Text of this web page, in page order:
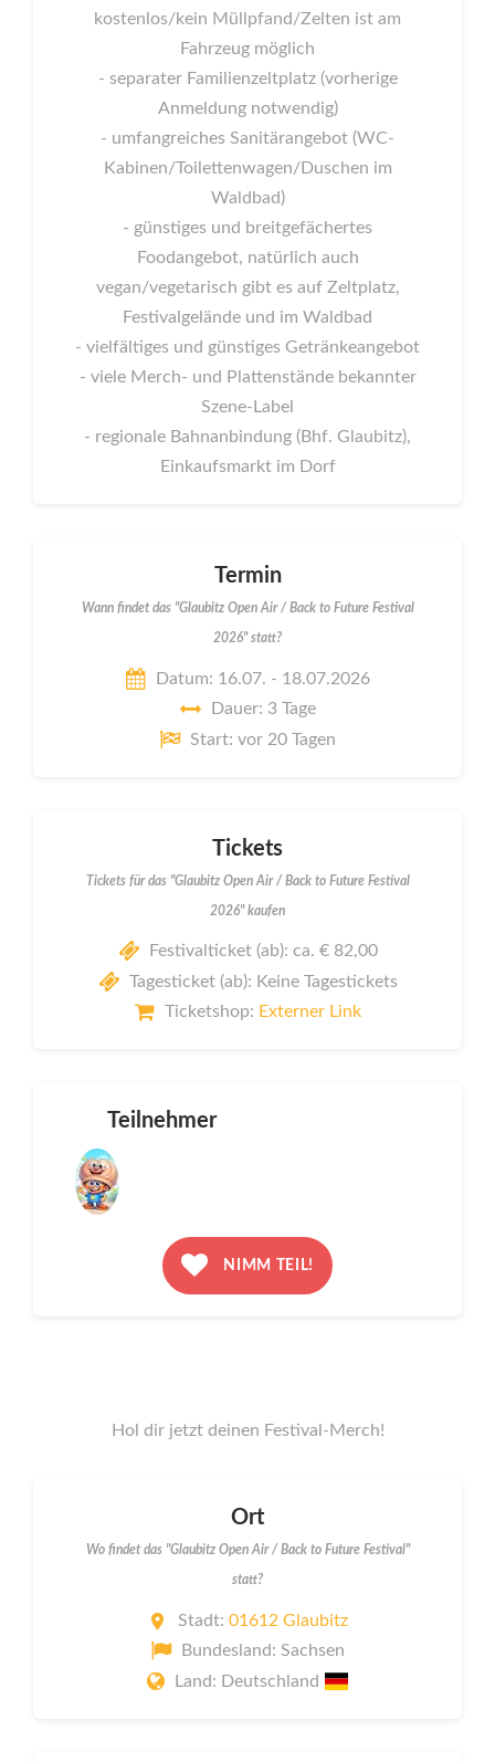
kostenlos/kein Müllpfand/Zelten ist am
Fahrzeug möglich
- separater Familienzeltplatz (vorherige
Anmeldung notwendig)
- umfangreiches Sanitärangebot (WC-
Kabinen/Toilettenwagen/Duschen im
Waldbad)
- günstiges und breitgefächertes
Foodangebot, natürlich auch
vegan/vegetarisch gibt es auf Zeltplatz,
Festivalgelände und im Waldbad
- vielfältiges und günstiges Getränkeangebot
- viele Merch- und Plattenstände bekannter
Szene-Label
- regionale Bahnanbindung (Bhf. Glaubitz),
Einkaufsmarkt im Dorf
Termin
Wann findet das "Glaubitz Open Air / Back to Future Festival
2026" statt?
Datum: 16.07. - 18.07.2026
Dauer: 3 Tage
Start: vor 20 Tagen
Tickets
Tickets für das "Glaubitz Open Air / Back to Future Festival
2026" kaufen
Festivalticket (ab): ca. € 82,00
Tagesticket (ab): Keine Tagestickets
Ticketshop: Externer Link
Teilnehmer
NIMM TEIL!
Hol dir jetzt deinen Festival-Merch!
Ort
Wo findet das "Glaubitz Open Air / Back to Future Festival"
statt?
Stadt: 01612 Glaubitz
Bundesland: Sachsen
Land: Deutschland